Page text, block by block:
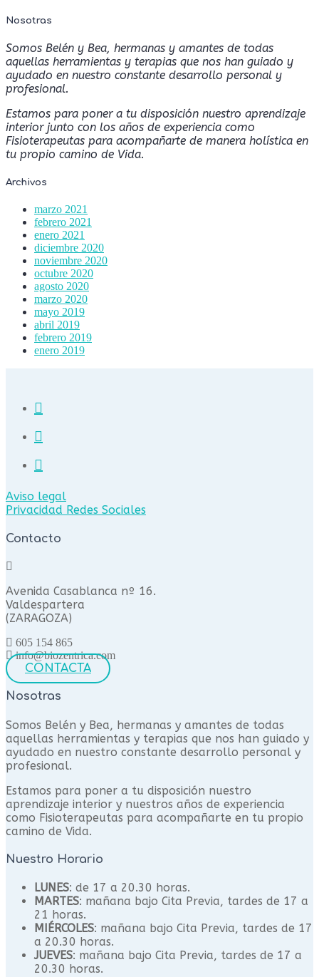
Nosotras
Somos Belén y Bea, hermanas y amantes de todas
aquellas herramientas y terapias que nos han guiado y
ayudado en nuestro constante desarrollo personal y
profesional.
Estamos para poner a tu disposición nuestro aprendizaje
interior junto con los años de experiencia como
Fisioterapeutas para acompañarte de manera holística en
tu propio camino de Vida.
Archivos
marzo 2021
febrero 2021
enero 2021
diciembre 2020
noviembre 2020
octubre 2020
agosto 2020
marzo 2020
mayo 2019
abril 2019
febrero 2019
enero 2019
Aviso legal
Privacidad Redes Sociales
Contacto
Avenida Casablanca nº 16.
Valdespartera
(ZARAGOZA)
605 154 865
info@biozentrica.com
CONTACTA
Nosotras
Somos Belén y Bea, hermanas y amantes de todas
aquellas herramientas y terapias que nos han guiado y
ayudado en nuestro constante desarrollo personal y
profesional.
Estamos para poner a tu disposición nuestro
aprendizaje interior y nuestros años de experiencia
como Fisioterapeutas para acompañarte en tu propio
camino de Vida.
Nuestro Horario
LUNES: de 17 a 20.30 horas.
MARTES: mañana bajo Cita Previa, tardes de 17 a
21 horas.
MIÉRCOLES: mañana bajo Cita Previa, tardes de 17
a 20.30 horas.
JUEVES: mañana bajo Cita Previa, tardes de 17 a
20.30 horas.